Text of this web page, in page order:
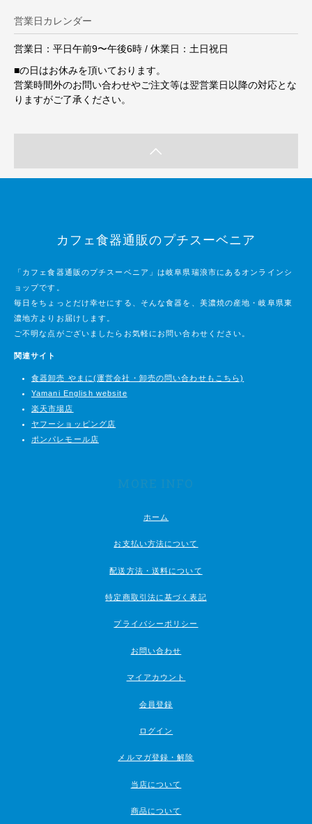
営業日カレンダー
営業日：平日午前9〜午後6時 / 休業日：土日祝日
■の日はお休みを頂いております。
営業時間外のお問い合わせやご注文等は翌営業日以降の対応とな
りますがご了承ください。
カフェ食器通販のプチスーベニア
「カフェ食器通販のプチスーベニア」は岐阜県瑞浪市にあるオンラインシ
ョップです。
毎日をちょっとだけ幸せにする、そんな食器を、美濃焼の産地・岐阜県東
濃地方よりお届けします。
ご不明な点がございましたらお気軽にお問い合わせください。
関連サイト
食器卸売 やまに(運営会社・卸売の問い合わせもこちら)
Yamani English website
楽天市場店
ヤフーショッピング店
ポンパレモール店
MORE INFO
ホーム
お支払い方法について
配送方法・送料について
特定商取引法に基づく表記
プライバシーポリシー
お問い合わせ
マイアカウント
会員登録
ログイン
メルマガ登録・解除
当店について
商品について